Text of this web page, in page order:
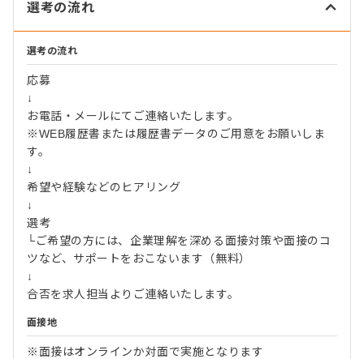
選考の流れ
選考の流れ
応募
↓
お電話・メールにてご連絡いたします。
※WEB履歴書または履歴書データのご用意をお願いしま
す。
↓
希望や経験などのヒアリング
↓
選考
└ご希望の方には、企業理解を深める面接対策や面接のコ
ツなど、サポートをおこないます（無料）
↓
合否を求人担当よりご連絡いたします。
面接地
※面接はオンラインか対面で実施となります